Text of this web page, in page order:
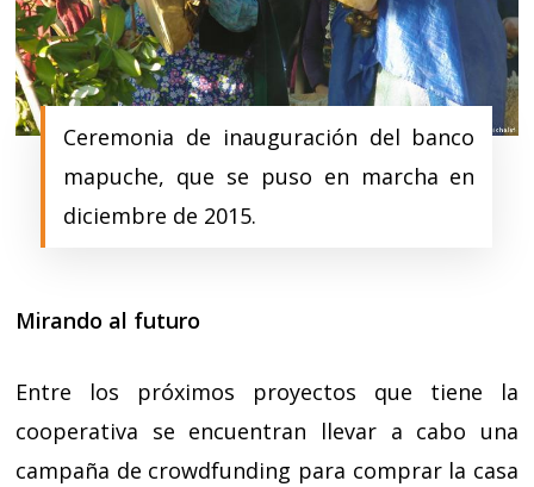
Ceremonia de inauguración del banco
mapuche, que se puso en marcha en
diciembre de 2015.
Mirando al futuro
Entre los próximos proyectos que tiene la
cooperativa se encuentran llevar a cabo una
campaña de crowdfunding para comprar la casa